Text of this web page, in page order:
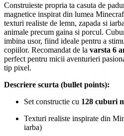
Construieste propria ta casuta de
magnetice inspirat din lumea
texturi realiste de lemn, zapada si
animale precum gaina si porcul.
imbina usor, fiind ideale pentru a
copiilor. Recomandat de la varsta 6
perfect pentru micii aventurieri
tip pixel.
Descriere scurta (bullet points):
Set constructie cu 128 cuburi
Texturi realiste inspirate din
iarba)